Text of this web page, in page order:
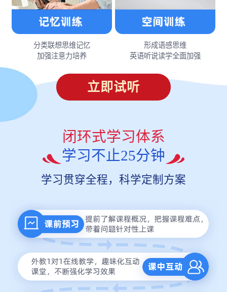
分类联想思维记忆
加强注意力培养
形成语感思维
英语听说读学全面加强
立即试听
闭环式学习体系
学习不止25分钟
学习贯穿全程，科学定制方案